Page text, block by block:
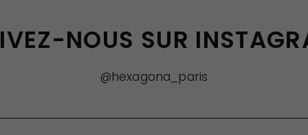
NOUS SUR
@hexagona_paris